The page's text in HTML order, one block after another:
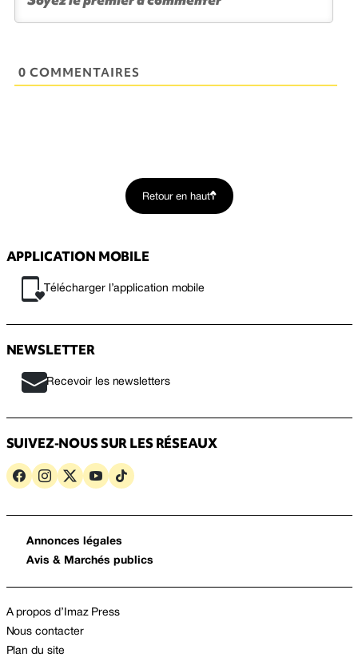
0 COMMENTAIRES
Retour en haut
APPLICATION MOBILE
Télécharger l’application mobile
NEWSLETTER
Recevoir les newsletters
SUIVEZ-NOUS SUR LES RÉSEAUX
Annonces légales
Avis & Marchés publics
A propos d’Imaz Press
Nous contacter
Plan du site